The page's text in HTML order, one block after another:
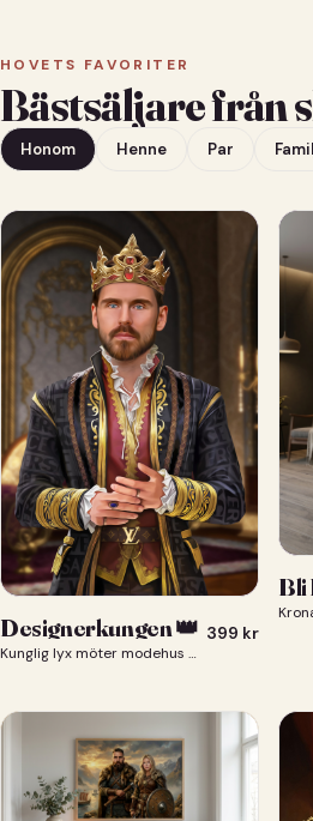
HOVETS FAVORITER
Bästsäljare från
Honom Henne Par
Designerkungen 👑
Kunglig lyx möter modehus — du som designerkung 👑
399 kr
Bli